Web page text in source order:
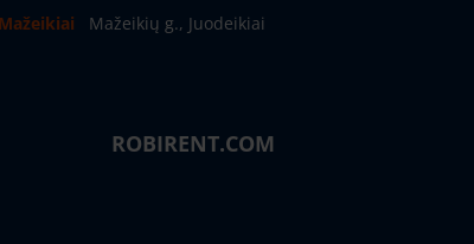
Mažeikiai
Mažeikių g., Juodeikiai
ROBIRENT.COM